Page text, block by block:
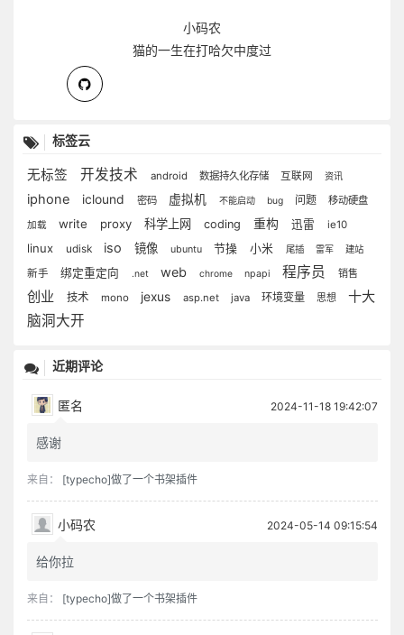
小码农
猫的一生在打哈欠中度过
标签云
无标签 开发技术 android 数据持久化存储 互联网 资讯
iphone iclound 密码 虚拟机 不能启动 bug 问题 移动硬盘
加载 write proxy 科学上网 coding 重构 迅雷 ie10
linux udisk iso 镜像 ubuntu 节操 小米 尾插 雷军 建站
新手 绑定重定向 .net web chrome npapi 程序员 销售
创业 技术 mono jexus asp.net java 环境变量 思想
十大
脑洞大开
近期评论
匿名 2024-11-18 19:42:07
感谢
来自： [typecho]做了一个书架插件
小码农 2024-05-14 09:15:54
给你拉
来自： [typecho]做了一个书架插件